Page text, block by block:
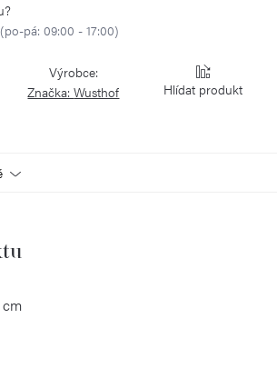
(po-pá: 09:00 - 17:00)
Výrobce:
Značka:Wusthof Hlídat